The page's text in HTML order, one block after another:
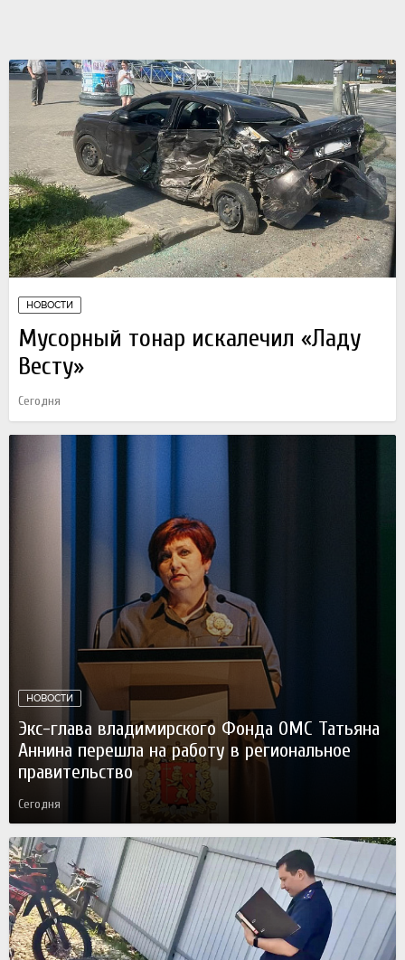
НОВОСТИ
Мусорный тонар искалечил «Ладу
Весту»
Сегодня
НОВОСТИ
Экс-глава владимирского Фонда ОМС Татьяна
Аннина перешла на работу в региональное
правительство
Сегодня